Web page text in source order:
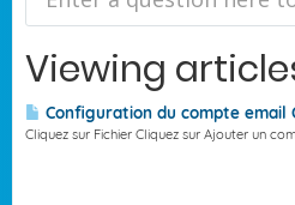
Viewing
Configuration du compte email
Cliquez sur Fichier Cliquez sur Ajouter un